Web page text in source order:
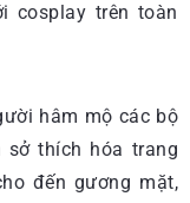
cosplay trên toàn
hâm mộ các bộ
sở thích hóa trang
đến gương mặt,